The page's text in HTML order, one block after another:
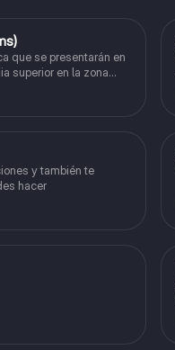
que se presentarán en
superior en la zona
y también te
hacer